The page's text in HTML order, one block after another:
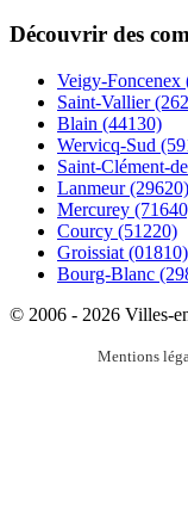
Découvrir des
Veigy-Foncenex
Saint-Vallier
Blain (44130)
Wervicq-Sud
Saint-Clément-
Lanmeur(29620)
Mercurey
Courcy (51220)
Groissiat (01810)
Bourg-Blanc
© 2006 - 2026 Villes-
Mentions